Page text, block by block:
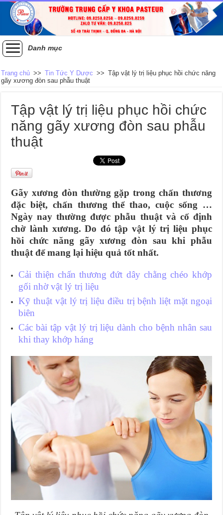
Danh mục
Trang chủ >> Tin Tức Y Dược >> Tập vật lý trị liệu phục hồi chức năng
gãy xương đòn sau phẫu thuật
Tập vật lý trị liệu phục hồi chức
năng gãy xương đòn sau phẫu
thuật
Gãy xương đòn thường gặp trong chấn thương
đặc biệt, chấn thương thể thao, cuộc sống …
Ngày nay thường được phẫu thuật và cố định
chờ lành xương. Do đó tập vật lý trị liệu phục
hồi chức năng gãy xương đòn sau khi phẫu
thuật để mang lại hiệu quả tốt nhất.
Cải thiện chấn thương đứt dây chằng chéo khớp
gối nhờ vật lý trị liệu
Kỹ thuật vật lý trị liệu điều trị bệnh liệt mặt ngoại
biên
Các bài tập vật lý trị liệu dành cho bệnh nhân sau
khi thay khớp háng